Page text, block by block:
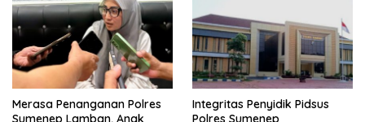
Merasa Penanganan Polres
Sumenep Lamban, Anak
Integritas Penyidik Pidsus
Polres Sumenep